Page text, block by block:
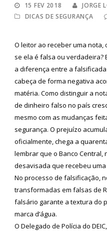
15 FEV 2018
JORGE
DICAS DE SEGURANÇA
O leitor ao receber uma
se ela é falsa ou verdadeira?
a diferença entre a
cabeça de forma negativa
matéria. Como distinguir a
de dinheiro falso no país
mesmo com as mudanças
segurança. O prejuízo
oficialmente, chega a
lembrar que o Banco
desavisada que recebeu
No processo de falsificação,
transformadas em falsas de
falsário garante a textura do
marca d’água.
O Delegado de Polícia do